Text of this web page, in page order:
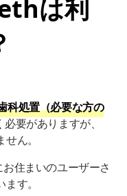
は利
科処置（必要な方の
要がありますが、
ん。
住まいのユーザーさ
す。